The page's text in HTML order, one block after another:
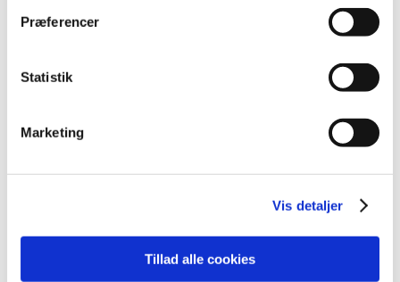
Præferencer
Statistik
Marketing
Vis detaljer
Tillad alle cookies
2023 (18)
2019 (41)